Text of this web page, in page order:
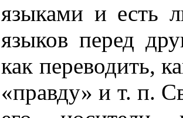
языками и есть
языков перед
как переводить,
«правду» и т. п.